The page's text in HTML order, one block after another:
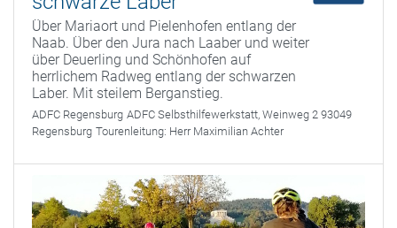
Über Mariaort und Pielenhofen entlang der
Naab. Über den Jura nach Laaber und weiter
über Deuerling und Schönhofen auf
herrlichem Radweg entlang der schwarzen
Laber. Mit steilem Berganstieg.
ADFC Regensburg ADFC Selbsthilfewerkstatt, Weinweg 2 93049
Regensburg Tourenleitung: Herr Maximilian Achter